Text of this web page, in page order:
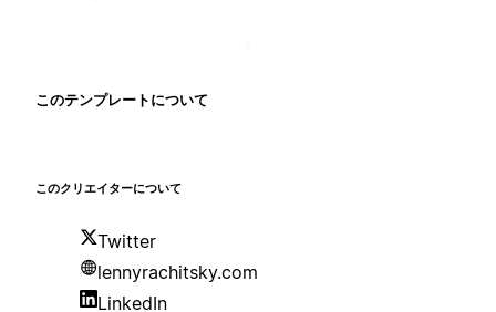
このテンプレートについて
このクリエイターについて
Twitter
lennyrachitsky.com
LinkedIn